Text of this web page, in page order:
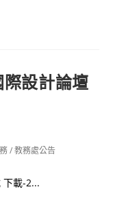
設計論壇
/教務處公告
下載-2...